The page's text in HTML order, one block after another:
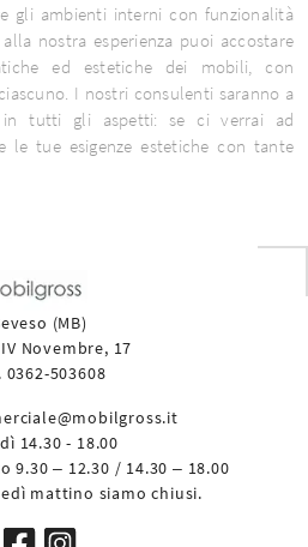
gli ambienti interni con funzionalità
nostra esperienza puoi accostare
ed estetiche dei mobili, con
I nostri consulenti saranno a
in tutti gli aspetti: se ci verrai ad
le tue esigenze estetiche con tante
(MB)
Novembre, 17
0362-503608
14.30 - 18.00
9.30 – 12.30 / 14.30 – 18.00
mattino siamo chiusi.